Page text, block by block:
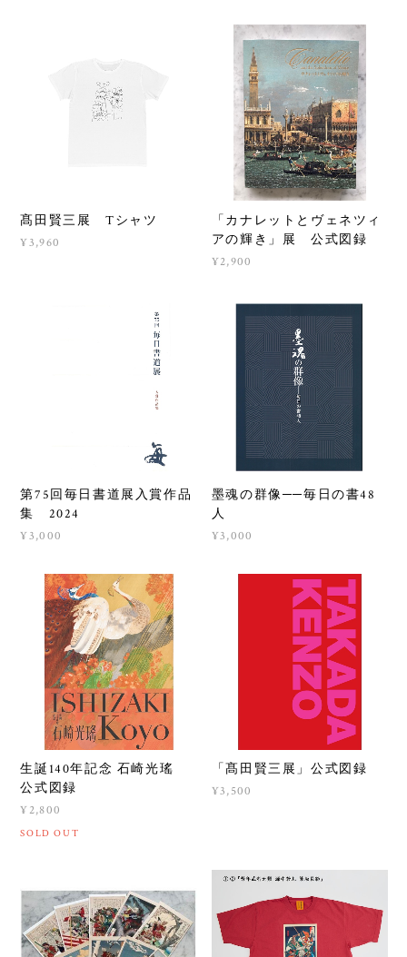
髙田賢三展 Tシャツ
「カナレットとヴェネツィ
アの輝き」展 公式図録
第75回毎日書道展入賞作品
集 2024
墨魂の群像──毎日の書48
人
生誕140年記念 石崎光瑤
公式図録
¥2,800
「髙田賢三展」公式図録